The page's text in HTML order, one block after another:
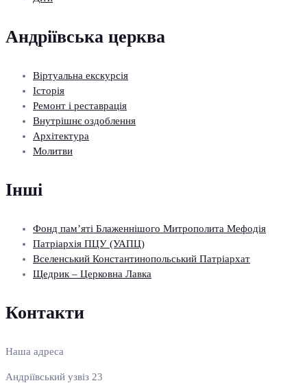
Андріївська церква
Віртуальна екскурсія
Історія
Ремонт і реставрація
Внутрішнє оздоблення
Архітектура
Молитви
Інші
Фонд пам’яті Блаженнішого Митрополита Мефодія
Патріархія ПЦУ (УАПЦ)
Вселенський Константинопольський Патріархат
Щедрик – Церковна Лавка
Контакти
Наша адреса
Андріївський узвіз 23